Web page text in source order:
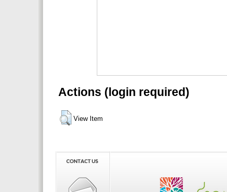
Actions (login required)
View Item